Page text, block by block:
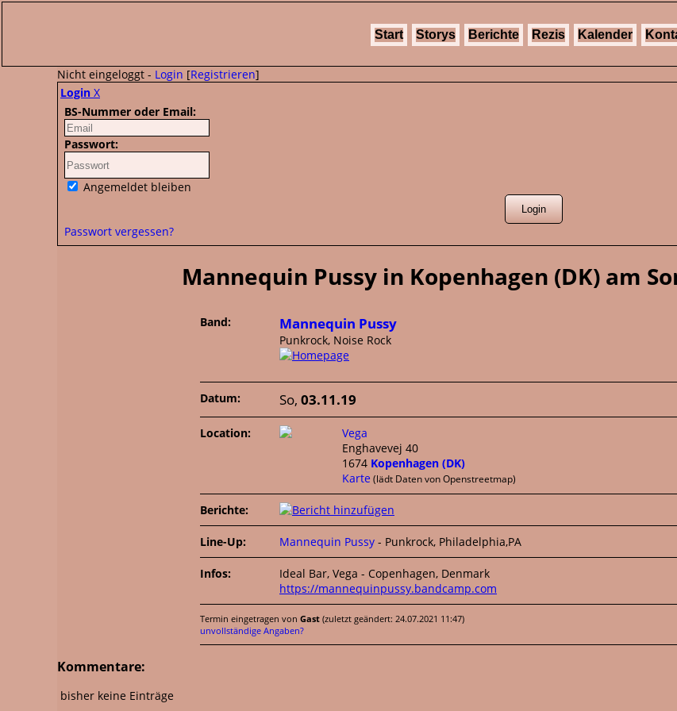
Start Storys Berichte Rezis Kalender
Nicht eingeloggt - Login [Registrieren]
Login X
BS-Nummer oder Email:
Passwort:
Angemeldet bleiben
Passwort vergessen?
Mannequin Pussy in Kopenhagen (DK) am
Band: Mannequin Pussy
Punkrock, Noise Rock
Datum: So, 03.11.19
Location:
Vega
Enghavevej 40
1674 Kopenhagen (DK)
Karte (lädt Daten von Openstreetmap)
Berichte:
Line-Up: Mannequin Pussy - Punkrock, Philadelphia,PA
Infos:
Ideal Bar, Vega - Copenhagen, Denmark
https://mannequinpussy.bandcamp.com
Termin eingetragen von Gast (zuletzt geändert: 24.07.2021 11:47)
unvollständige Angaben?
Kommentare:
bisher keine Einträge